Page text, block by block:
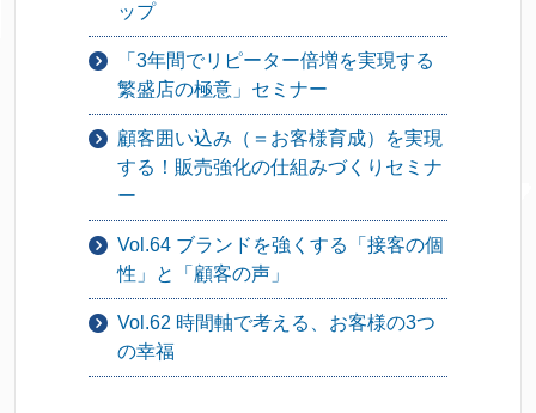
ップ
「3年間でリピーター倍増を実現する
繁盛店の極意」セミナー
顧客囲い込み（＝お客様育成）を実現
する！販売強化の仕組みづくりセミナ
ー
Vol.64 ブランドを強くする「接客の個
性」と「顧客の声」
Vol.62 時間軸で考える、お客様の3つ
の幸福